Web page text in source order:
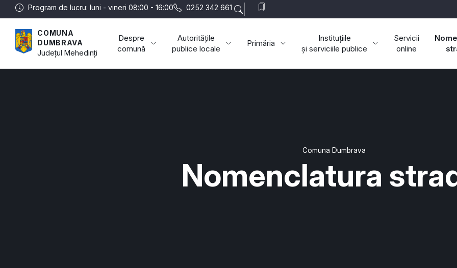
Program de lucru: luni - vineri 08:00 - 16:00 0252 342 661
COMUNA
DUMBRAVA
JudețulMehedinți
Despre
comună
Autoritățile
publice locale
Primăria
Instituțiile
și serviciile publice
Servicii
online
Comuna Dumbrava
Nomenclatura